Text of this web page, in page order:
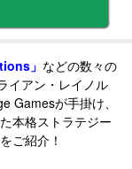
」 などの数々の
イアン・レイノル
Gamesが手掛け、
本格ストラテジー
をご紹介！